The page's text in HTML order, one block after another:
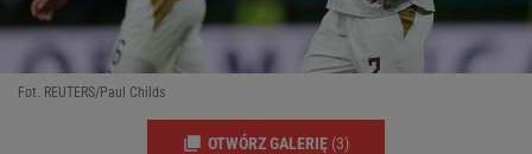
Fot. REUTERS/Paul Childs
OTWÓRZ GALERIĘ (3)